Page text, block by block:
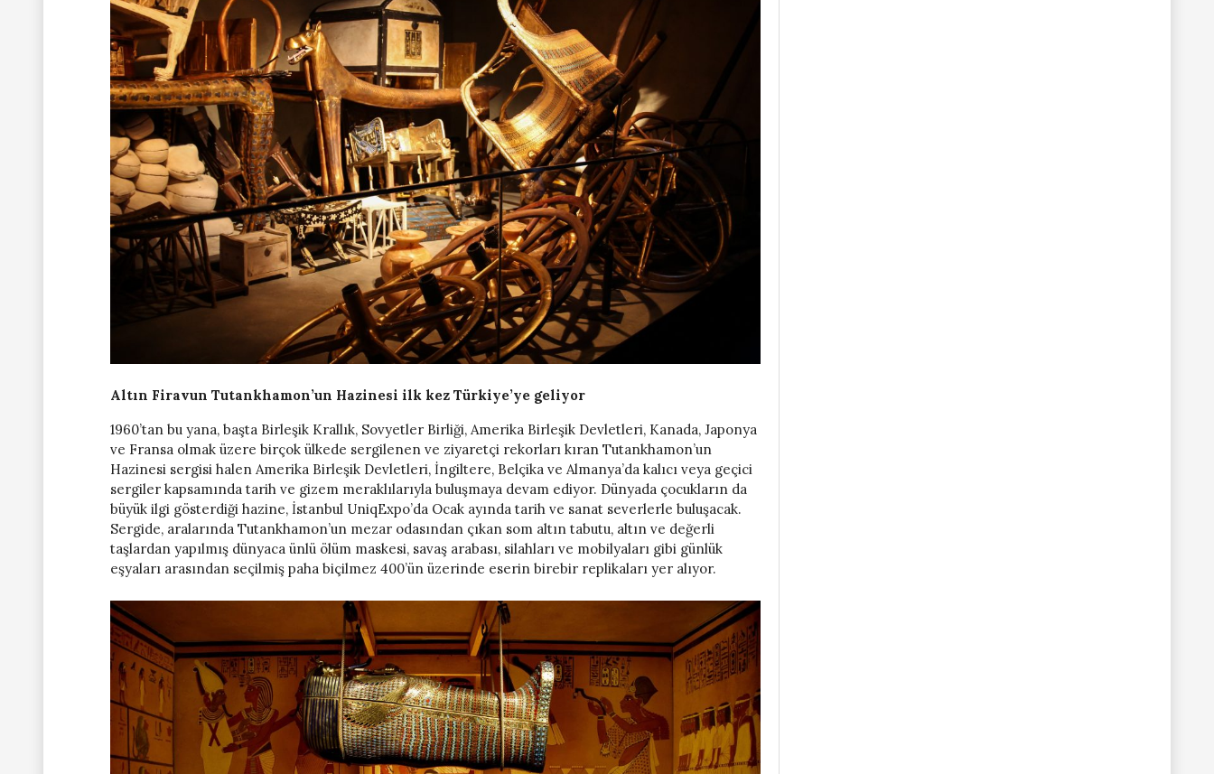
Altın Firavun Tutankhamon’un Hazinesi ilk kez Türkiye’ye geliyor
1960’tan bu yana, başta Birleşik Krallık, Sovyetler Birliği, Amerika Birleşik Devletleri, Kanada, Japonya
ve Fransa olmak üzere birçok ülkede sergilenen ve ziyaretçi rekorları kıran Tutankhamon’un
Hazinesi sergisi halen Amerika Birleşik Devletleri, İngiltere, Belçika ve Almanya’da kalıcı veya geçici
sergiler kapsamında tarih ve gizem meraklılarıyla buluşmaya devam ediyor. Dünyada çocukların da
büyük ilgi gösterdiği hazine, İstanbul UniqExpo’da Ocak ayında tarih ve sanat severlerle buluşacak.
Sergide, aralarında Tutankhamon’un mezar odasından çıkan som altın tabutu, altın ve değerli
taşlardan yapılmış dünyaca ünlü ölüm maskesi, savaş arabası, silahları ve mobilyaları gibi günlük
eşyaları arasından seçilmiş paha biçilmez 400’ün üzerinde eserin birebir replikaları yer alıyor.